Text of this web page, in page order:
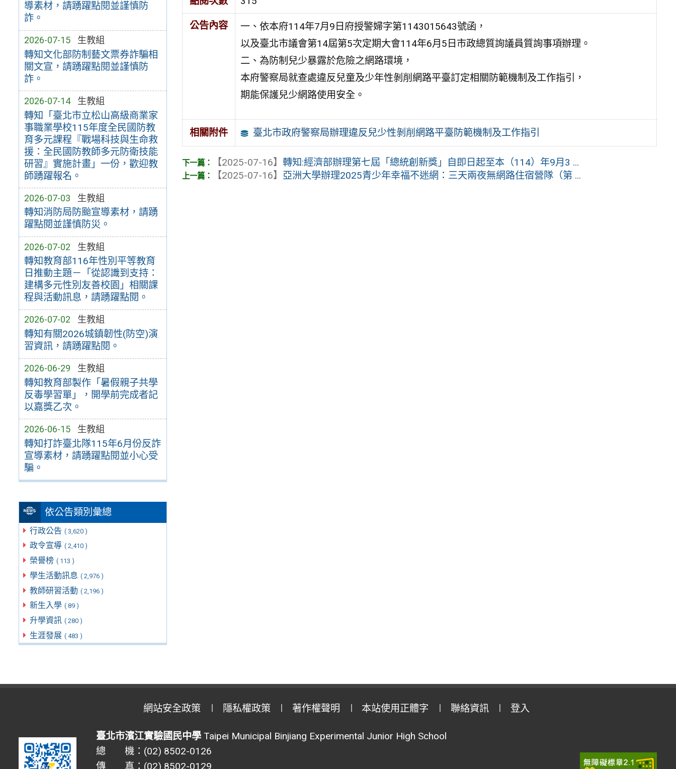
導素材，請踴躍點閱並謹慎防
詐。
2026-07-15 生教組
轉知文化部防制藝文票券詐騙相
關文宣，請踴躍點閱並謹慎防
詐。
2026-07-14 生教組
轉知「臺北市立松山高級商業家
事職業學校115年度全民國防教
育多元課程『戰場科技與生命救
援：全民國防教師多元防衛技能
研習』實施計畫」一份，歡迎教
師踴躍報名。
2026-07-03 生教組
轉知消防局防颱宣導素材，請踴
躍點閱並謹慎防災。
2026-07-02 生教組
轉知教育部116年性別平等教育
日推動主題－「從認識到支持：
建構多元性別友善校園」相關課
程與活動訊息，請踴躍點閱。
2026-07-02 生教組
轉知有關2026城鎮韌性(防空)演
習資訊，請踴躍點閱。
2026-06-29 生教組
轉知教育部製作「暑假親子共學
反毒學習單」，開學前完成者記
以嘉獎乙次。
2026-06-15 生教組
轉知打詐臺北隊115年6月份反詐
宣導素材，請踴躍點閱並小心受
騙。
依公告類別彙總
行政公告 ( 3,620 )
政令宣導 ( 2,410 )
榮譽榜 ( 113 )
學生活動訊息 ( 2,976 )
教師研習活動 ( 2,196 )
新生入學 ( 89 )
升學資訊 ( 280 )
生涯發展 ( 483 )
公告內容
一、依本府114年7月9日府授警婦字第1143015643號函，
以及臺北市議會第14屆第5次定期大會114年6月5日市政總質詢議員質詢事項辦理。
二、為防制兒少暴露於危險之網路環境，
本府警察局就查處違反兒童及少年性剝削網路平臺訂定相關防範機制及工作指引，
期能保護兒少網路使用安全。
相關附件 臺北市政府警察局辦理違反兒少性剝削網路平臺防範機制及工作指引
【2025-07-16】轉知:經濟部辦理第七屆「總統創新獎」自即日起至本（114）年9月3 ...
【2025-07-16】 亞洲大學辦理2025青少年幸福不迷網：三天兩夜無網路住宿營隊（第 ...
網站安全政策 隱私權政策 著作權聲明 本站使用正體字 聯絡資訊 登入
臺北市濱江實驗國民中學Taipei Municipal Binjiang Experimental Junior High School
總 機：(02) 8502-0126
傳 真：(02) 8502-0129